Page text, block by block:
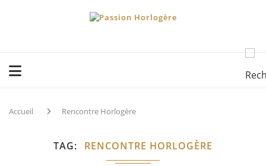
Accueil Rencontre Horlogère
TAG RENCONTRE HORLOGÈRE